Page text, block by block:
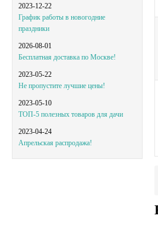
2023-12-22
График работы в новогодние
праздники
2026-08-01
Бесплатная доставка по Москве!
2023-05-22
Не пропустите лучшие цены!
2023-05-10
ТОП-5 полезных товаров для дачи
2023-04-24
Апрельская распродажа!